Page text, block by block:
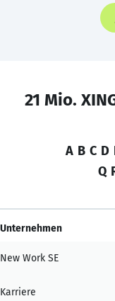
21 Mio.
A B C D
Q
Unternehmen
New Work SE
Karriere